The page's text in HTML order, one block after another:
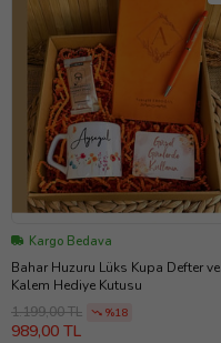
Kargo Bedava
Bahar Huzuru Lüks Kupa Defter ve
Kalem Hediye Kutusu
1.199,00 TL
%18
989,00 TL